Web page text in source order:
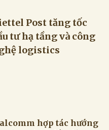
Post tăng tốc
tư hạ tầng và công
logistics
hợp tác hướng